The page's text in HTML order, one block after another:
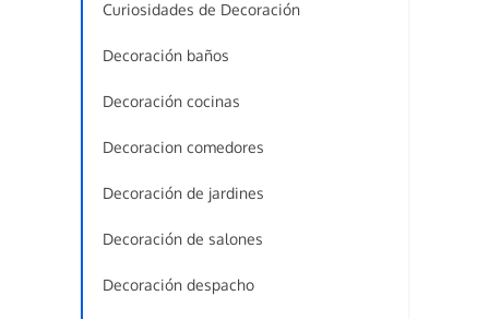
Curiosidades de Decoración
Decoración baños
Decoración cocinas
Decoracion comedores
Decoración de jardines
Decoración de salones
Decoración despacho